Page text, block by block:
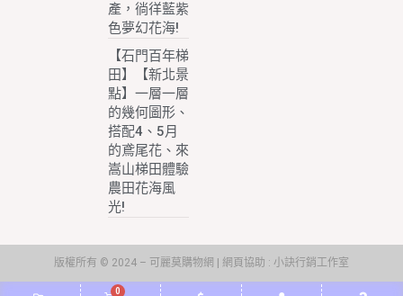
產，徜徉藍紫
色夢幻花海!
【石門百年梯
田】【新北景
點】一層一層
的幾何圖形、
搭配4、5月
的鳶尾花、來
嵩山梯田體驗
農田花海風
光!
版權所有 © 2024 – 可麗莫購物網 | 網頁協助 : 小訣行銷工作室
0